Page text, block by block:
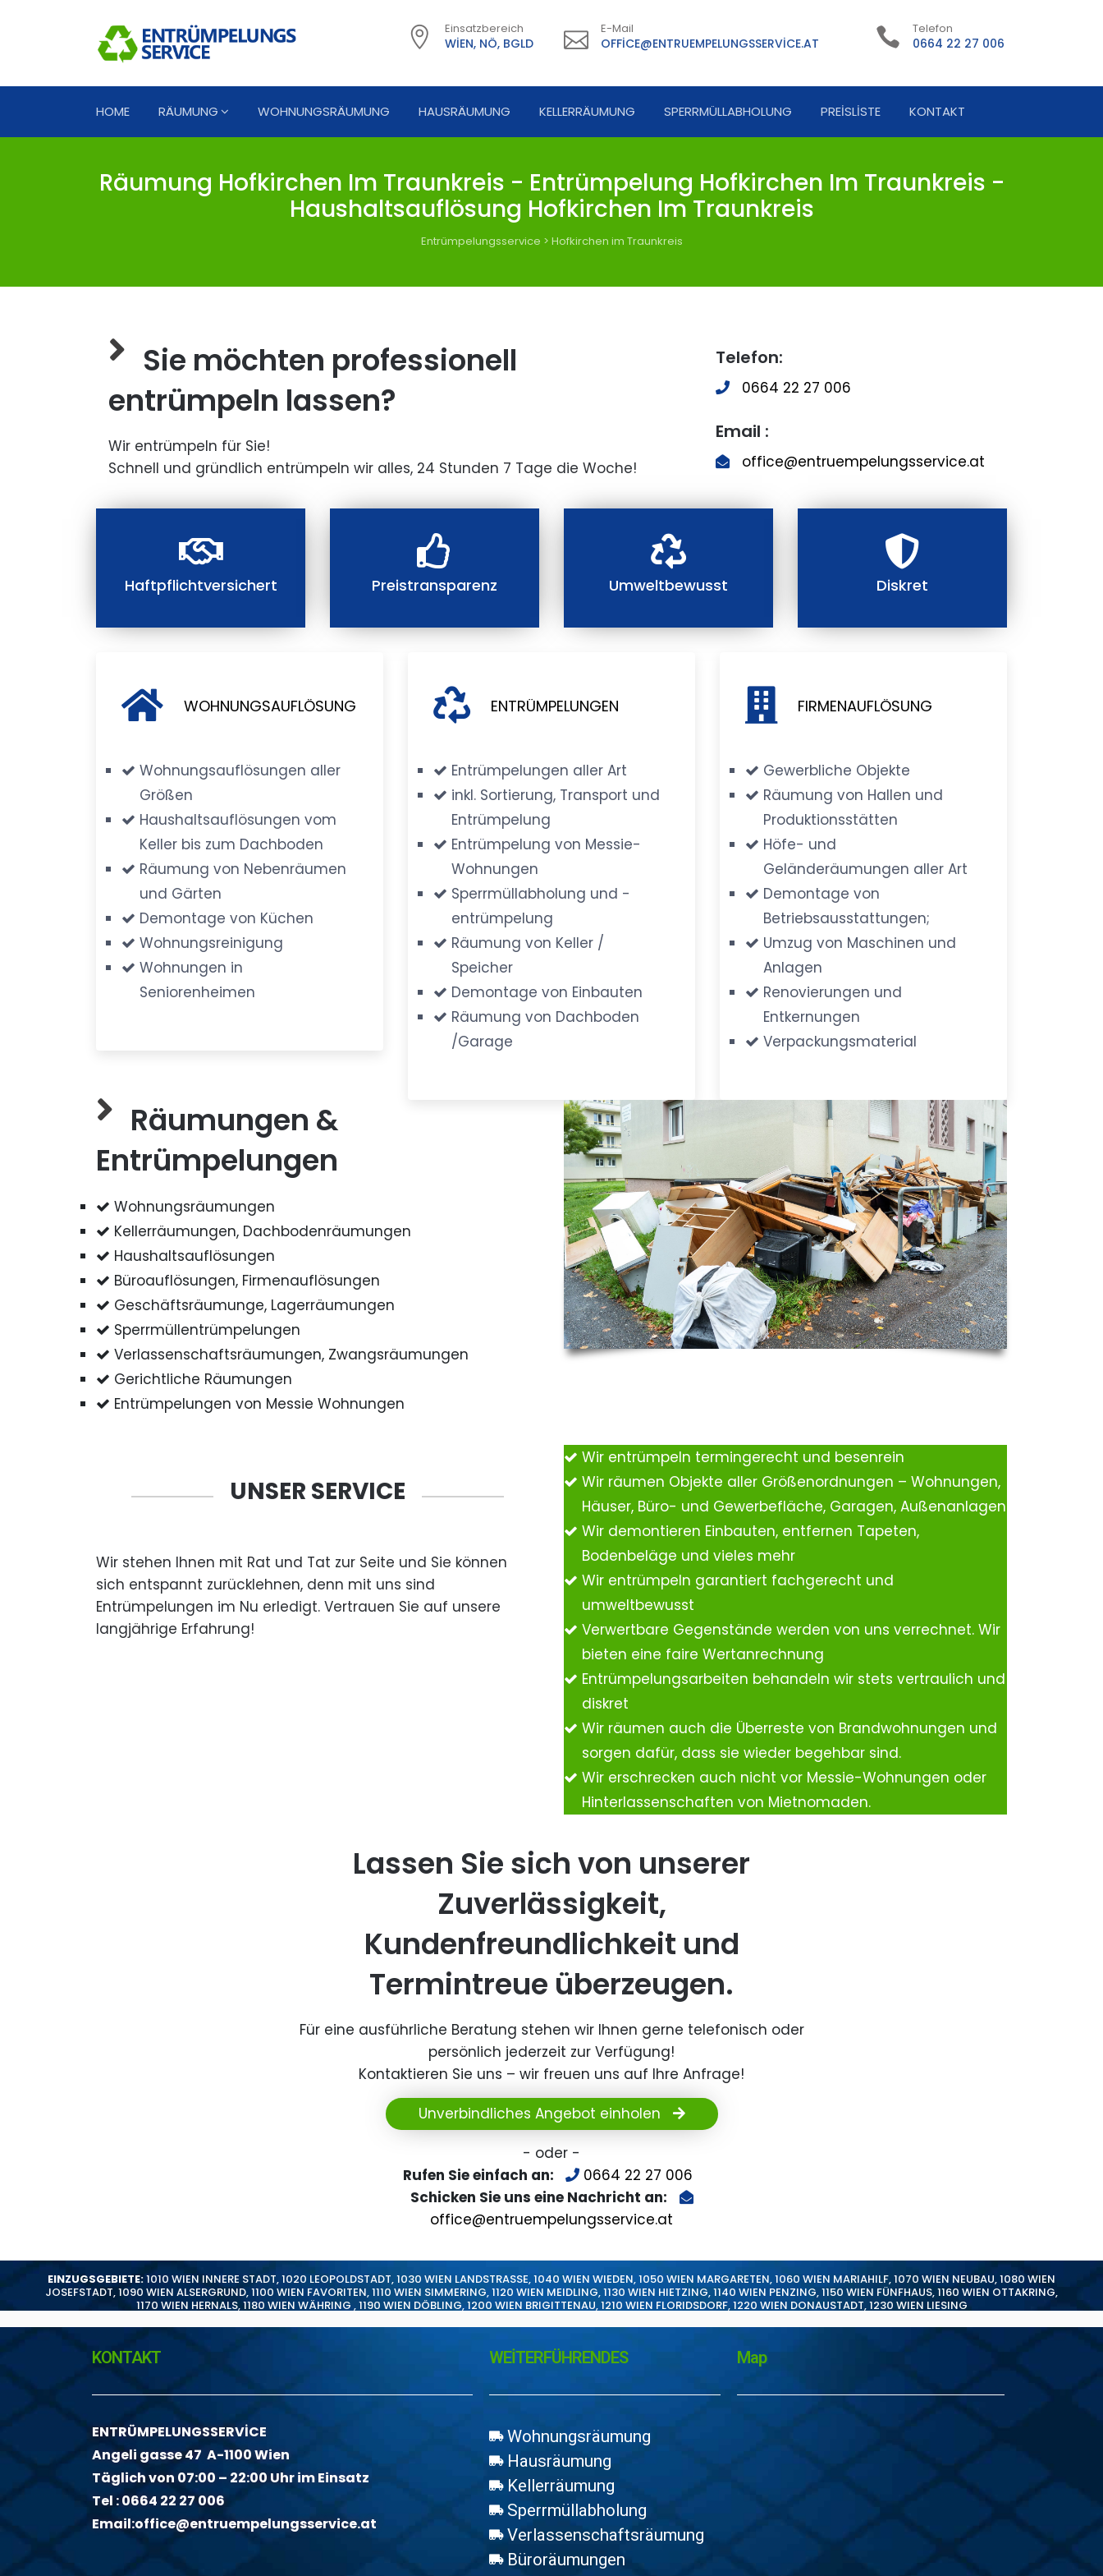
Einsatzbereich
WIEN, NÖ, BGLD
E-Mail
OFFICE@ENTRUEMPELUNGSSERVICE.AT
Telefon
0664 22 27 006
HOME RÄUMUNG WOHNUNGSRÄUMUNG HAUSRÄUMUNG KELLERRÄUMUNG SPERRMÜLLABHOLUNG PREISLISTE KONTAKT
Räumung Hofkirchen Im Traunkreis - Entrümpelung Hofkirchen Im Traunkreis -
Haushaltsauflösung Hofkirchen Im Traunkreis
Entrümpelungsservice > Hofkirchen im Traunkreis
Sie möchten professionell
entrümpeln lassen?
Wir entrümpeln für Sie!
Schnell und gründlich entrümpeln wir alles, 24 Stunden 7 Tage die Woche!
Telefon:
0664 22 27 006
Email :
office@entruempelungsservice.at
Haftpflichtversichert Preistransparenz Umweltbewusst Diskret
WOHNUNGSAUFLÖSUNG
Wohnungsauflösungen aller
Größen
Haushaltsauflösungen vom
Keller bis zum Dachboden
Räumung von Nebenräumen
und Gärten
Demontage von Küchen
Wohnungsreinigung
Wohnungen in
Seniorenheimen
ENTRÜMPELUNGEN
Entrümpelungen aller Art
inkl. Sortierung, Transport und
Entrümpelung
Entrümpelung von Messie-
Wohnungen
Sperrmüllabholung und -
entrümpelung
Räumung von Keller /
Speicher
Demontage von Einbauten
Räumung von Dachboden
/Garage
FIRMENAUFLÖSUNG
Gewerbliche Objekte
Räumung von Hallen und
Produktionsstätten
Höfe- und
Geländeräumungen aller Art
Demontage von
Betriebsausstattungen;
Umzug von Maschinen und
Anlagen
Renovierungen und
Entkernungen
Verpackungsmaterial
Räumungen &
Entrümpelungen
Wohnungsräumungen
Kellerräumungen, Dachbodenräumungen
Haushaltsauflösungen
Büroauflösungen, Firmenauflösungen
Geschäftsräumunge, Lagerräumungen
Sperrmüllentrümpelungen
Verlassenschaftsräumungen, Zwangsräumungen
Gerichtliche Räumungen
Entrümpelungen von Messie Wohnungen
UNSER SERVICE
Wir stehen Ihnen mit Rat und Tat zur Seite und Sie können
sich entspannt zurücklehnen, denn mit uns sind
Entrümpelungen im Nu erledigt. Vertrauen Sie auf unsere
langjährige Erfahrung!
Wir entrümpeln termingerecht und besenrein
Wir räumen Objekte aller Größenordnungen – Wohnungen,
Häuser, Büro- und Gewerbefläche, Garagen, Außenanlagen
Wir demontieren Einbauten, entfernen Tapeten,
Bodenbeläge und vieles mehr
Wir entrümpeln garantiert fachgerecht und
umweltbewusst
Verwertbare Gegenstände werden von uns verrechnet. Wir
bieten eine faire Wertanrechnung
Entrümpelungsarbeiten behandeln wir stets vertraulich und
diskret
Wir räumen auch die Überreste von Brandwohnungen und
sorgen dafür, dass sie wieder begehbar sind.
Wir erschrecken auch nicht vor Messie-Wohnungen oder
Hinterlassenschaften von Mietnomaden.
Lassen Sie sich von unserer
Zuverlässigkeit,
Kundenfreundlichkeit und
Termintreue überzeugen.
Für eine ausführliche Beratung stehen wir Ihnen gerne telefonisch oder
persönlich jederzeit zur Verfügung!
Kontaktieren Sie uns – wir freuen uns auf Ihre Anfrage!
Unverbindliches Angebot einholen
- oder -
Rufen Sie einfach an:
0664 22 27 006
Schicken Sie uns eine Nachricht an:
office@entruempelungsservice.at
EINZUGSGEBIETE:1010 WIEN INNERE STADT,1020 LEOPOLDSTADT,1030 WIEN LANDSTRASSE,1040 WIEN WIEDEN,1050 WIEN MARGARETEN,1060 WIEN MARIAHILF,1070 WIEN NEUBAU,1080 WIEN
JOSEFSTADT,1090 WIEN ALSERGRUND,1100 WIEN FAVORITEN,1110 WIEN SIMMERING,1120 WIEN MEIDLING,1130 WIEN HIETZING,1140 WIEN PENZING,1150 WIEN FÜNFHAUS,1160 WIEN OTTAKRING,
1170 WIEN HERNALS,1180 WIEN WÄHRING ,1190 WIEN DÖBLING,1200 WIEN BRIGITTENAU,1210 WIEN FLORIDSDORF,1220 WIEN DONAUSTADT,1230 WIEN LIESING
KONTAKT
ENTRÜMPELUNGSSERVİCE
Angeli gasse 47 A-1100 Wien
Täglich von 07:00 – 22:00 Uhr im Einsatz
Tel :0664 22 27 006
Email:office@entruempelungsservice.at
WEİTERFÜHRENDES
Wohnungsräumung
Hausräumung
Kellerräumung
Sperrmüllabholung
Verlassenschaftsräumung
Büroräumungen
Map